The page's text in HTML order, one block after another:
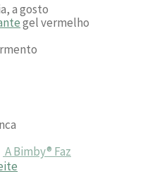
a gosto
gel vermelho
A Bimby® Faz